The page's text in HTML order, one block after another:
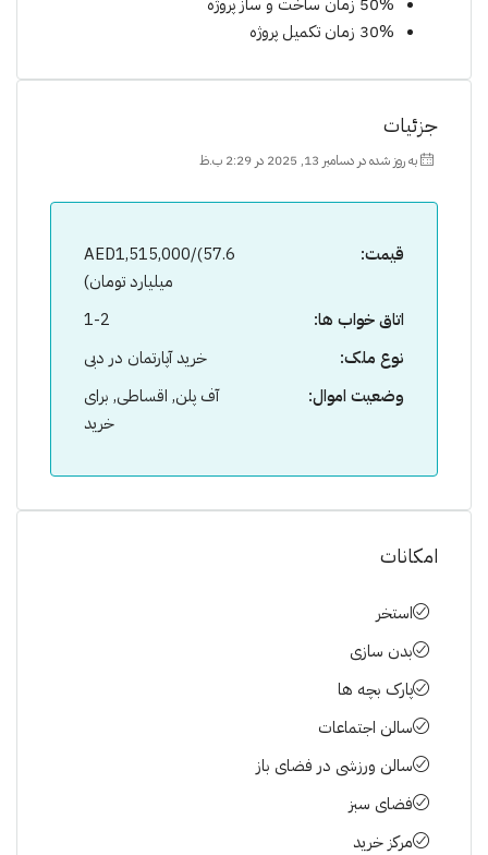
30% زمان تکمیل پروژە
جزئیات
به روز شده در دسامبر 13, 2025 در 2:29 ب.ظ
قیمت:
AED1,515,000/(57.6
میلیارد تومان)
اتاق خواب ها:
1-2
نوع ملک:
خرید آپارتمان در دبی
وضعیت اموال:
آف پلن, اقساطی, برای
خرید
امکانات
استخر
بدن سازی
پارک بچه ها
سالن اجتماعات
سالن ورزشی در فضای باز
فضای سبز
مرکز خرید